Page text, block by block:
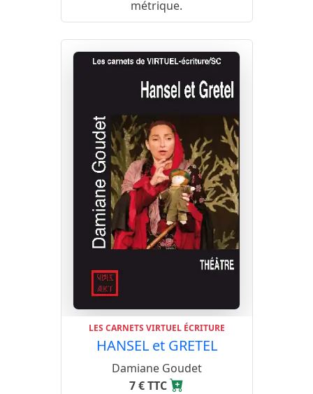
métrique.
LES CARNETS VIRTUEL ÉCRITURE
HANSEL et GRETEL
Damiane Goudet
7 € TTC